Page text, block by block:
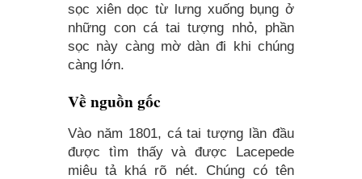
sọc xiên dọc từ lưng xuống bụng ở
những con cá tai tượng nhỏ, phần
sọc này càng mờ dàn đi khi chúng
càng lớn.
Về nguồn gốc
Vào năm 1801, cá tai tượng lần đầu
được tìm thấy và được Lacepede
miêu tả khá rõ nét. Chúng có tên